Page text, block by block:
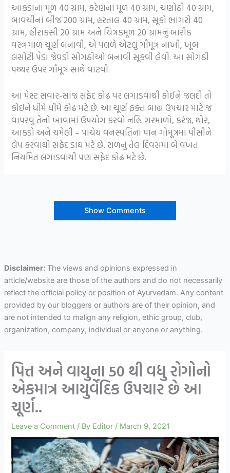
આકડાનાં મૂળ 40 ગ્રામ, કરેણનાં મૂળ 40 ગ્રામ, ચણોઠી 40 ગ્રામ,
બાવચીનાં બીજ 200 ગ્રામ, હરતાલ 40 ગ્રામ, સૂકો ભાંગરો 40
ગ્રામ, હીરાકસી 20 ગ્રામ અને ચિત્રકમૂળ 20 ગ્રામનું બારીક
વસ્ત્રગાળ ચૂર્ણ બનાવી, એ પલળે એટલું ગૌમૂત્ર નાખી, ખૂબ
લસોટી પેંડા જેવડી સોગઠીઓ બનાવી સૂકવી લેવી. આ સોગઠી
પથ્થર ઉપર ગૌમૂત્ર સાથે વાટવી.
આ પેસ્ટ સવાર-સાંજ સફેદ કોઢ પર લગાડવાથી કોઈને જલદી તો
કોઈને ધીમે ધીમે કોઢ મટે છે. આ ચૂર્ણ ફક્ત બાહ્ય ઉપચાર માટે જ
વાપરવું તેનો ખાવામાં ઉપયોગ કરવો નહિ. ગરમાળો, કરંજ, થોર,
આકડો અને ચમેલી – પાંચેય વનસ્પતિનાં પાન ગોમૂત્રમાં પીસીને
લેપ કરવાથી સફેદ ડાઘ મટે છે. રાળનું તેલ દિવસમાં બે વખત
નિયમિત લગાડવાથી પણ સફેદ કોઢ મટે છે.
Show Comments
Disclaimer:The views and opinions expressed in
article/website are those of the authors and do not necessarily
reflect the official policy or position of Ayurvedam. Any content
provided by our bloggers or authors are of their opinion, and
are not intended to malign any religion, ethic group, club,
organization, company, individual or anyone or anything.
પિત્ત અને વાયુના 50 થી વધુ રોગોનો
એકમાત્ર આયુર્વેદિક ઉપચાર છે આ
ચૂર્ણ..
Leave a Comment / By Editor / March 9, 2021